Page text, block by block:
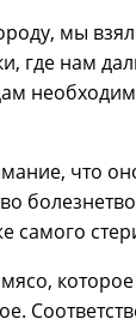
мы
где нам
что
самого